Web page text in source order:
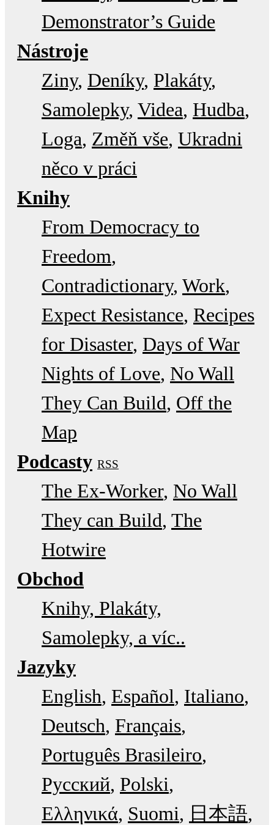
Demonstrator’s Guide
Nástroje
Ziny Deníky Plakáty
Samolepky Videa Hudba
Loga Změň vše Ukradni
něco v práci
Knihy
From Democracy to
Freedom
Contradictionary Work
Expect Resistance Recipes
for Disaster Days of War
Nights of Love No Wall
They Can Build Off the
Map
Podcasty RSS
The Ex-Worker No Wall
They can Build The
Hotwire
Obchod
Knihy, Plakáty,
Samolepky, a víc..
Jazyky
English Español Italiano
Deutsch Français
Português Brasileiro
Русский Polski
Ελληνικά Suomi
日本語